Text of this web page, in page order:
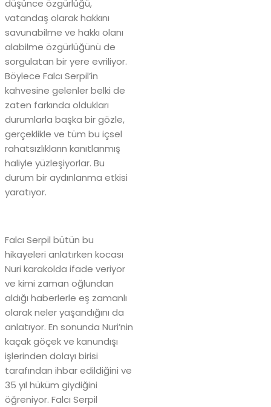
düşünce özgürlüğü,
vatandaş olarak hakkını
savunabilme ve hakkı olanı
alabilme özgürlüğünü de
sorgulatan bir yere evriliyor.
Böylece Falcı Serpil’in
kahvesine gelenler belki de
zaten farkında oldukları
durumlarla başka bir gözle,
gerçeklikle ve tüm bu içsel
rahatsızlıkların kanıtlanmış
haliyle yüzleşiyorlar. Bu
durum bir aydınlanma etkisi
yaratıyor.
Falcı Serpil bütün bu
hikayeleri anlatırken kocası
Nuri karakolda ifade veriyor
ve kimi zaman oğlundan
aldığı haberlerle eş zamanlı
olarak neler yaşandığını da
anlatıyor. En sonunda Nuri’nin
kaçak göçek ve kanundışı
işlerinden dolayı birisi
tarafından ihbar edildiğini ve
35 yıl hüküm giydiğini
öğreniyor. Falcı Serpil